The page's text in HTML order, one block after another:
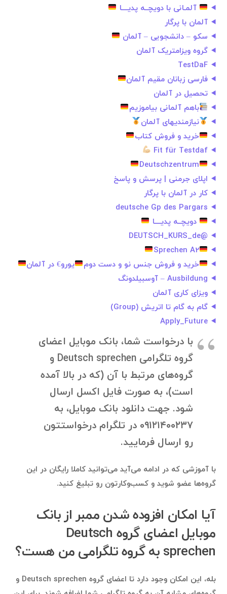
آلمـانی با دويچــه پديــــا
آلمان با پرگار
سکو – دانشجویی – آلمان
گروه ویزامتریک آلمان
TestDaF
فارسی زبانان مقیم آلمان
تحصیل در آلمان
باهم آلمانی بیاموزیم
نیازمندیهای آلمان
خرید و فروش کتاب
Fit für Testdaf
Deutschzentrum
اپلای جرمنی | پرسش و پاسخ
کار در آلمان با پرگار
deutsche Gp des Pargars
دويچــه پديــــا
@DEUTSCH_KURS_de
Sprechen A2
خرید و فروش جنس نو و دست دوم
یورو€ در آلمان
Ausbildung – آوسبیلدونگ
ویزای کاری آلمان
گام به گام تا اتریش (Group)
Apply_Future
با درخواست شما، بانک موبایل اعضای
گروه تلگرامی Deutsch sprechen و
گروه‌های مرتبط با آن (که در بالا آمده
است)، به صورت فایل اکسل ارسال
شود. جهت دانلود بانک موبایل، به
۰۹۱۲۱۴۰۰۲۳۷ در تلگرام درخواستتون
رو ارسال فرمایید.
با آموزشی که در ادامه می‌آید می‌توانید کاملا رایگان در این
گروه‌ها عضو شوید و کسب‌وکارتون رو تبلیغ کنید.
آیا امکان افزوده شدن ممبر از بانک
موبایل اعضای گروه Deutsch
sprechen به گروه تلگرامی من هست؟
بله، این امکان وجود دارد تا اعضای گروه Deutsch sprechen و